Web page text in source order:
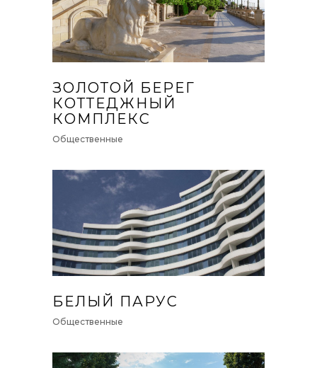
ЗОЛОТОЙ БЕРЕГ
КОТТЕДЖНЫЙ
КОМПЛЕКС
Общественные
БЕЛЫЙ ПАРУС
Общественные